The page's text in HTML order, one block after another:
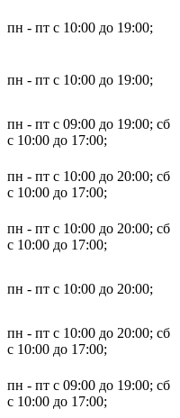
пн - пт с 10:00 до 19:00;
пн - пт с 10:00 до 19:00;
пн - пт с 09:00 до 19:00; сб
с 10:00 до 17:00;
пн - пт с 10:00 до 20:00; сб
с 10:00 до 17:00;
пн - пт с 10:00 до 20:00; сб
с 10:00 до 17:00;
пн - пт с 10:00 до 20:00;
пн - пт с 10:00 до 20:00; сб
с 10:00 до 17:00;
пн - пт с 09:00 до 19:00; сб
с 10:00 до 17:00;